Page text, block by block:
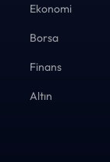
Ekonomi
Borsa
Finans
Altın